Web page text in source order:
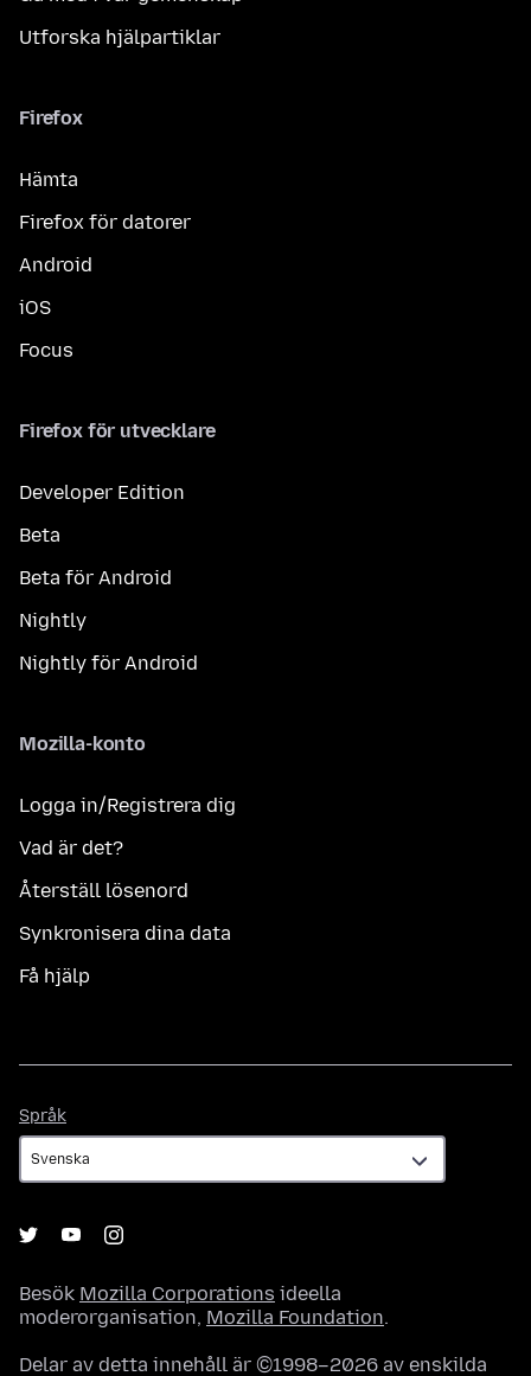
Utforska hjälpartiklar
Firefox
Hämta
Firefox för datorer
Android
iOS
Focus
Firefox för utvecklare
Developer Edition
Beta
Beta för Android
Nightly
Nightly för Android
Mozilla-konto
Logga in/Registrera dig
Vad är det?
Återställ lösenord
Synkronisera dina data
Få hjälp
Språk
Besök Mozilla Corporations ideella
moderorganisation, Mozilla Foundation.
Delar av detta innehåll är ©1998–2026 av enskilda